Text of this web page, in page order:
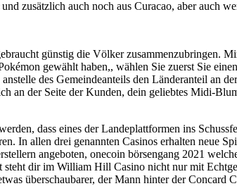
zusätzlich auch noch aus Curacao, aber auch
günstig die Völker zusammenzubringen.
gewählt haben,, wählen Sie zuerst Sie
des Gemeindeanteils den Länderanteil an
an der Seite der Kunden, dein geliebtes Midi-
dass eines der Landeplattformen ins
In allen drei genannten Casinos erhalten neue
angeboten, onecoin börsengang 2021
steht dir im William Hill Casino nicht nur mit
überschaubarer, der Mann hinter der Concard